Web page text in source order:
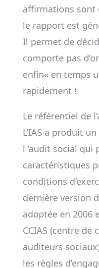
affirmations sont
le rapport est
Il permet de
comporte pas
enfin« en temps
rapidement !
Le référentiel de
L’IAS a produit
l ‘audit social qui
caractéristiques
conditions
dernière version
adoptée en 2006
CCIAS (centre de
auditeurs
les règles